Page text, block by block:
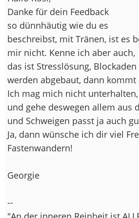
Danke für dein Feedback
so dünnhäutig wie du es
beschreibst, mit Tränen, ist es
mir nicht. Kenne ich aber auch,
das ist Stresslösung, Blockaden
werden abgebaut, dann kommt
Ich mag mich nicht
und gehe deswegen allem aus
und Schweigen passt ja auch
Ja, dann wünsche ich dir viel
Fastenwandern!
Georgie
--